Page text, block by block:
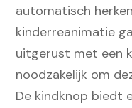
automatisch
kinderreanimatie
uitgerust met een
noodzakelijk om
De kindknop biedt